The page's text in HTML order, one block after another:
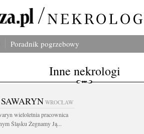
Poradnik pogrzebowy
Inne nekrologi
WROCŁAW
wieloletnia pracownica
Śląsku Żegnamy Ją...